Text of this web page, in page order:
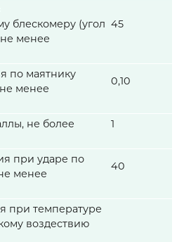
блескомеру (угол
менее
45
по маятнику
менее
0,10
не более 1
при ударе по
менее
40
при температуре
воздествию